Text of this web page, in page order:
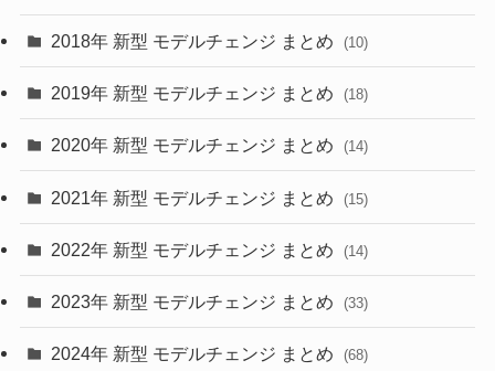
(30)
(27)
(10)
(35)
(10)
(9)
(22)
(4)
2018年 新型 モデルチェンジ まとめ (10)
2019年 新型 モデルチェンジ まとめ (18)
2020年 新型 モデルチェンジ まとめ (14)
2021年 新型 モデルチェンジ まとめ (15)
2022年 新型 モデルチェンジ まとめ (14)
2023年 新型 モデルチェンジ まとめ (33)
2024年 新型 モデルチェンジ まとめ (68)